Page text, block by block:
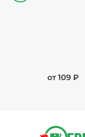
от 109 ₽